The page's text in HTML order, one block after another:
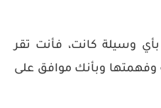
وسيلة كانت، فأنت تقر
وفهمتها وبأنك موافق على